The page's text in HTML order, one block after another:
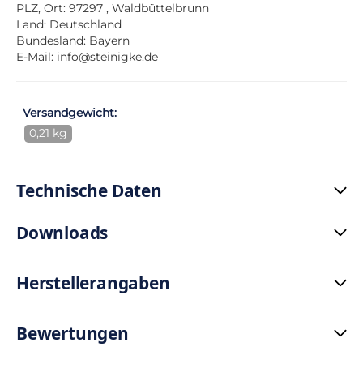
PLZ, Ort: 97297 , Waldbüttelbrunn
Land: Deutschland
Bundesland: Bayern
E-Mail: info@steinigke.de
Versandgewicht:
0,21 kg
Technische Daten
Downloads
Herstellerangaben
Bewertungen